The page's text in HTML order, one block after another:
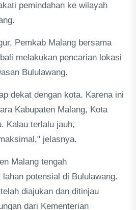
pemindahan ke wilayah
Pemkab Malang bersama
melakukan pencarian lokasi
Bululawang.
dekat dengan kota. Karena ini
Kabupaten Malang, Kota
Kalau terlalu jauh,
jelasnya.
Malang tengah
potensial di Bululawang.
diajukan dan ditinjau
dari Kementerian